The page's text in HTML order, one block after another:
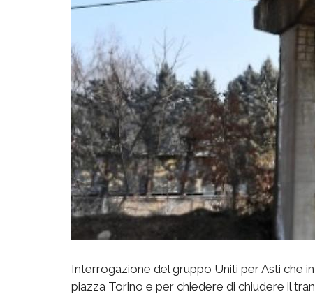
Interrogazione del gruppo Uniti per Asti che
piazza Torino e per chiedere di chiudere il